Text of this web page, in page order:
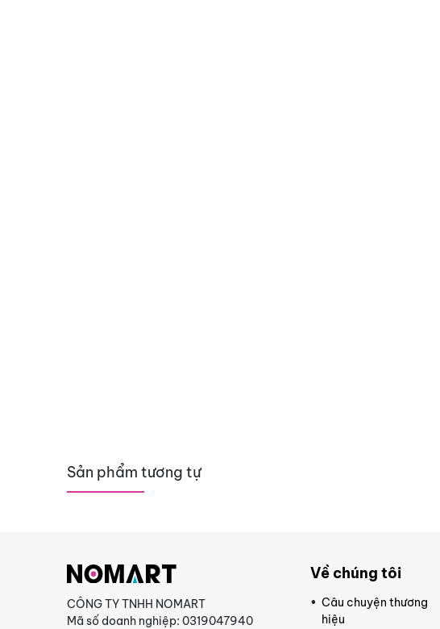
Sản phẩm tương tự
CÔNG TY TNHH NOMART
Mã số doanh nghiệp: 0319047940
Về chúng tôi
Câu chuyện thương
hiệu